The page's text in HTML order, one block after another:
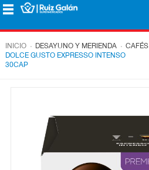
Saltar al contenido
CORPORATIVO
INICIO . DESAYUNO Y MERIENDA . CAFÉS
DOLCE GUSTO EXPRESSO INTENSO
30CAP